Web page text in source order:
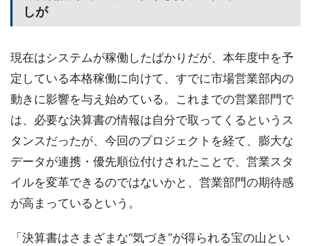
しが
現在はシステムが稼働したばかりだが、本年度中を予
定している本格稼働に向けて、すでに市場営業部内の
動きに影響を与え始めている。これまでの営業部門で
は、必要な決算書の情報は自分で取ってくるというス
タンスだったが、今回のプロジェクトを経て、膨大な
データが連携・優先順位付けされたことで、営業スタ
イルを変革できるのではないかと、営業部門の期待感
が高まっているという。
「決算書はさまざまな“気づき”が得られる宝の山とい